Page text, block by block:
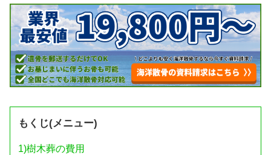
もくじ(メニュー)
1)樹木葬の費用